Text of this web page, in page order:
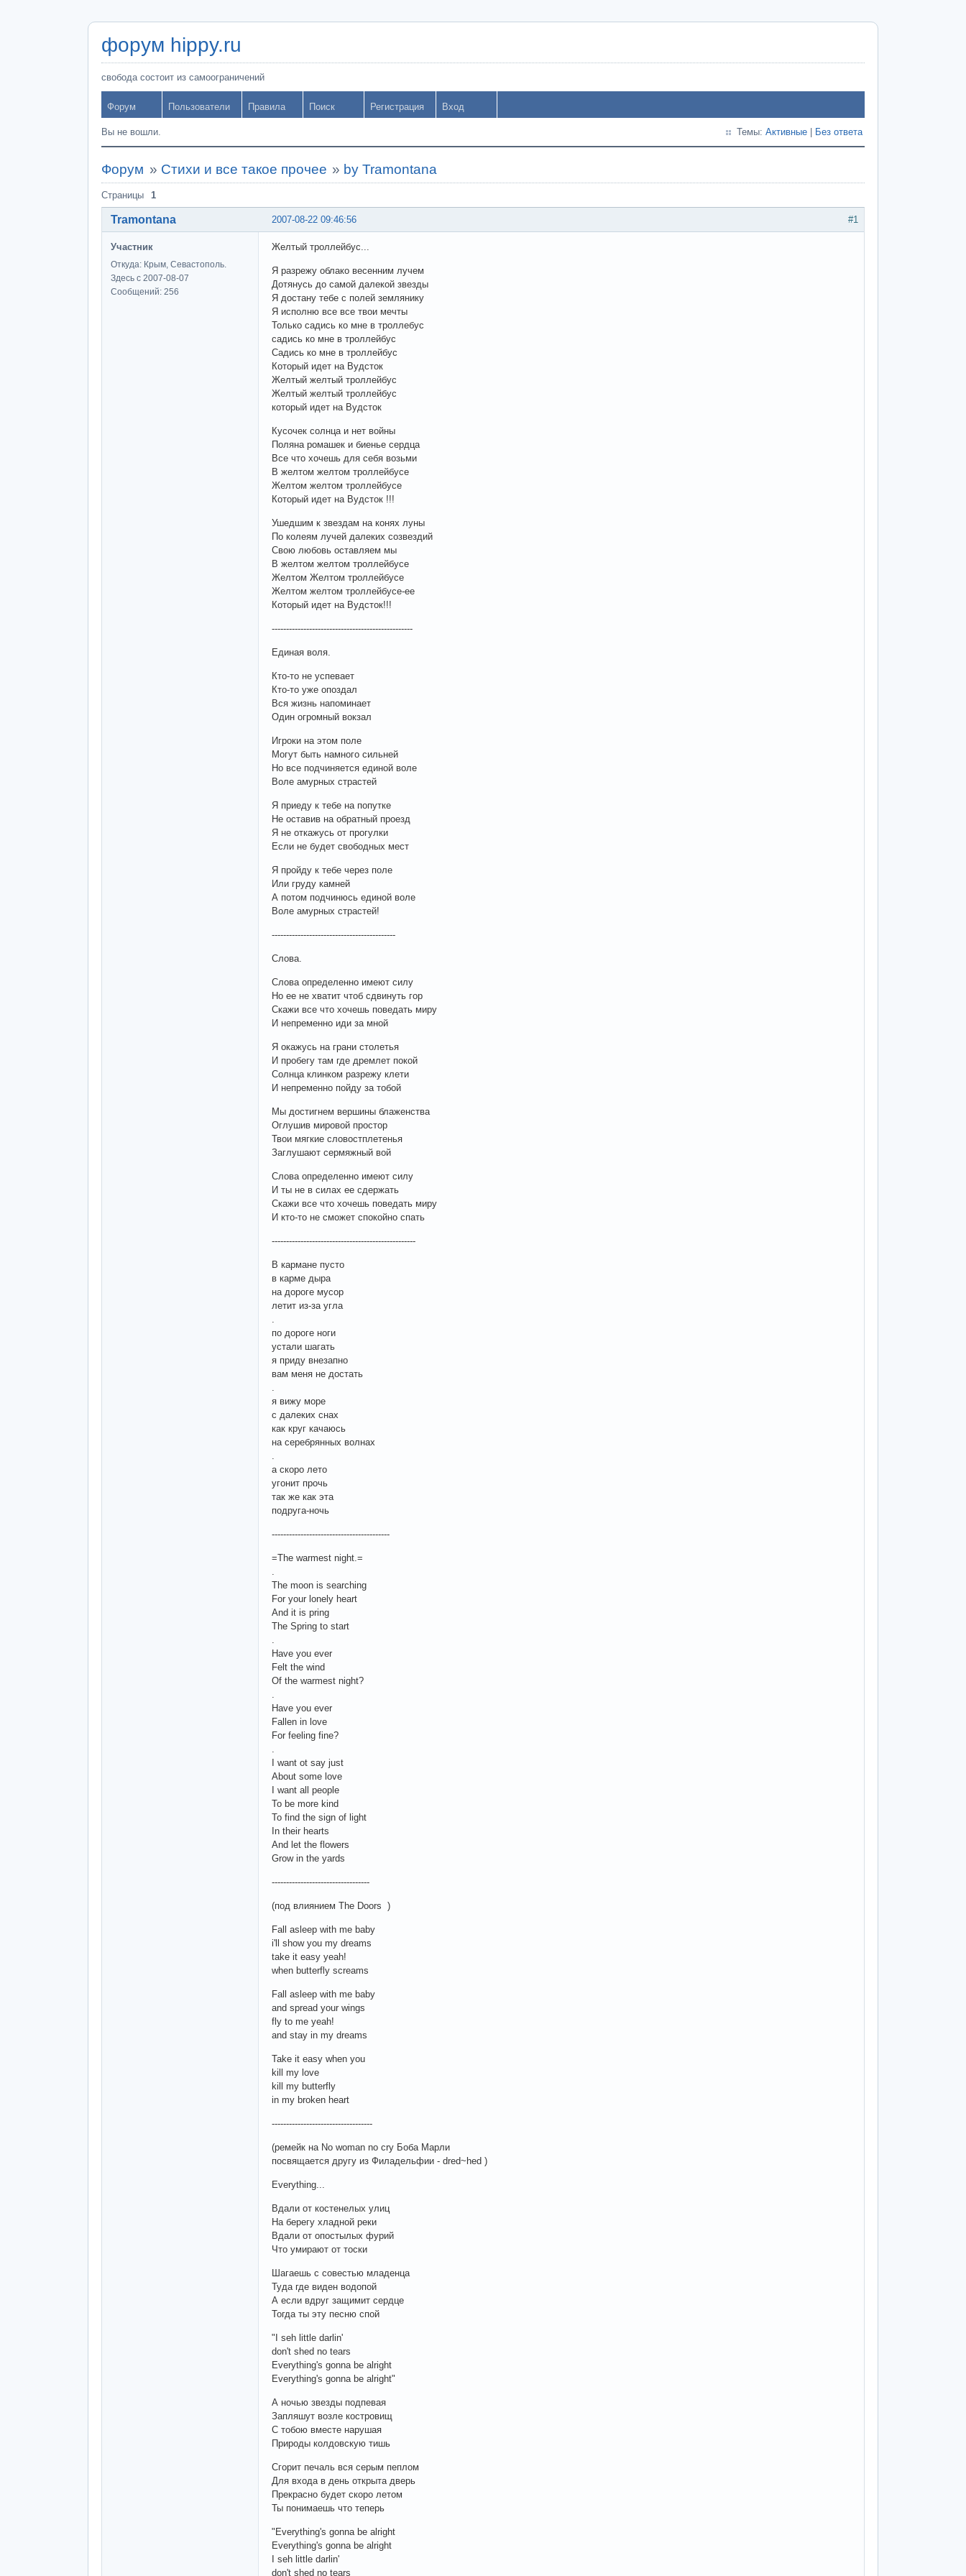
форум hippy.ru
свобода состоит из самоограничений
Форум Пользователи Правила Поиск Регистрация Вход
Вы не вошли. Темы: Активные Без ответа
Форум » Стихи и все такое прочее » by Tramontana
Страницы 1
#1
2007-08-22 09:46:56
Tramontana
Участник
Откуда: Крым, Севастополь.
Здесь с 2007-08-07
Сообщений: 256
Желтый троллейбус...
Я разрежу облако весенним лучем
Дотянусь до самой далекой звезды
Я достану тебе с полей землянику
Я исполню все все твои мечты
Только садись ко мне в троллебус
садись ко мне в троллейбус
Садись ко мне в троллейбус
Который идет на Вудсток
Желтый желтый троллейбус
Желтый желтый троллейбус
который идет на Вудсток
Кусочек солнца и нет войны
Поляна ромашек и биенье сердца
Все что хочешь для себя возьми
В желтом желтом троллейбусе
Желтом желтом троллейбусе
Который идет на Вудсток !!!
Ушедшим к звездам на конях луны
По колеям лучей далеких созвездий
Свою любовь оставляем мы
В желтом желтом троллейбусе
Желтом Желтом троллейбусе
Желтом желтом троллейбусе-ее
Который идет на Вудсток!!!
-------------------------------------------------
Единая воля.
Кто-то не успевает
Кто-то уже опоздал
Вся жизнь напоминает
Один огромный вокзал
Игроки на этом поле
Могут быть намного сильней
Но все подчиняется единой воле
Воле амурных страстей
Я приеду к тебе на попутке
Не оставив на обратный проезд
Я не откажусь от прогулки
Если не будет свободных мест
Я пройду к тебе через поле
Или груду камней
А потом подчинюсь единой воле
Воле амурных страстей!
-------------------------------------------
Слова.
Слова определенно имеют силу
Но ее не хватит чтоб сдвинуть гор
Скажи все что хочешь поведать миру
И непременно иди за мной
Я окажусь на грани столетья
И пробегу там где дремлет покой
Солнца клинком разрежу клети
И непременно пойду за тобой
Мы достигнем вершины блаженства
Оглушив мировой простор
Твои мягкие словостплетенья
Заглушают сермяжный вой
Слова определенно имеют силу
И ты не в силах ее сдержать
Скажи все что хочешь поведать миру
И кто-то не сможет спокойно спать
--------------------------------------------------
В кармане пусто
в карме дыра
на дороге мусор
летит из-за угла
по дороге ноги
устали шагать
я приду внезапно
вам меня не достать
я вижу море
с далеких снах
как круг качаюсь
на серебрянных волнах
а скоро лето
угонит прочь
так же как эта
подруга-ночь
-----------------------------------------
=The warmest night.=
The moon is searching
For your lonely heart
And it is pring
The Spring to start
Have you ever
Felt the wind
Of the warmest night?
Have you ever
Fallen in love
For feeling fine?
I want ot say just
About some love
I want all people
To be more kind
To find the sign of light
In their hearts
And let the flowers
Grow in the yards
----------------------------------
(под влиянием The Doors )
Fall asleep with me baby
i'll show you my dreams
take it easy yeah!
when butterfly screams
Fall asleep with me baby
and spread your wings
fly to me yeah!
and stay in my dreams
Take it easy when you
kill my love
kill my butterfly
in my broken heart
-----------------------------------
(ремейк на No woman no cry Боба Марли
посвящается другу из Филадельфии - dred~hed )
Everything...
Вдали от костенелых улиц
На берегу хладной реки
Вдали от опостылых фурий
Что умирают от тоски
Шагаешь с совестью младенца
Туда где виден водопой
А если вдруг защимит сердце
Тогда ты эту песню спой
"I seh little darlin'
don't shed no tears
Everything's gonna be alright
Everything's gonna be alright"
А ночью звезды подпевая
Запляшут возле костровищ
С тобою вместе нарушая
Природы колдовскую тишь
Сгорит печаль вся серым пеплом
Для входа в день открыта дверь
Прекрасно будет скоро летом
Ты понимаешь что теперь
"Everything's gonna be alright
Everything's gonna be alright
I seh little darlin'
don't shed no tears